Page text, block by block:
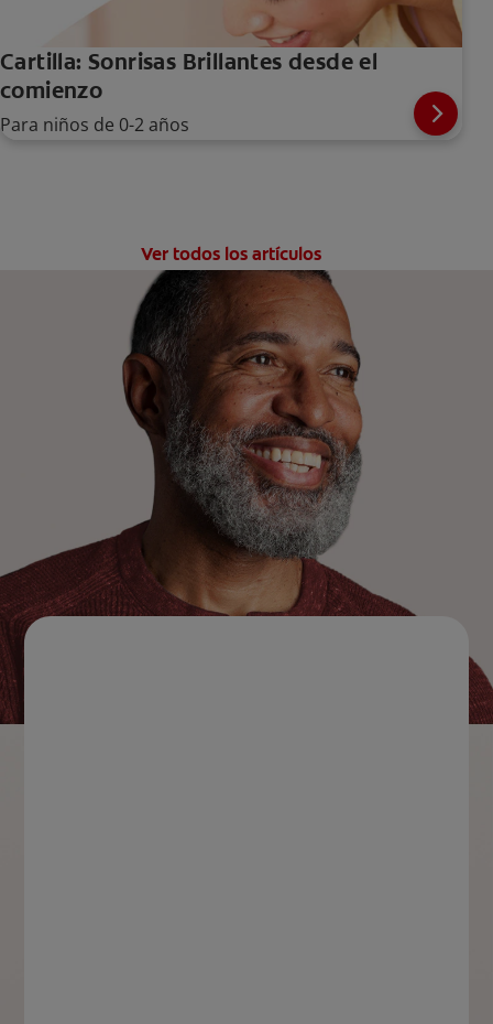
Cartilla: Sonrisas Brillantes desde el
comienzo
Para niños de 0-2 años
Ver todos los artículos